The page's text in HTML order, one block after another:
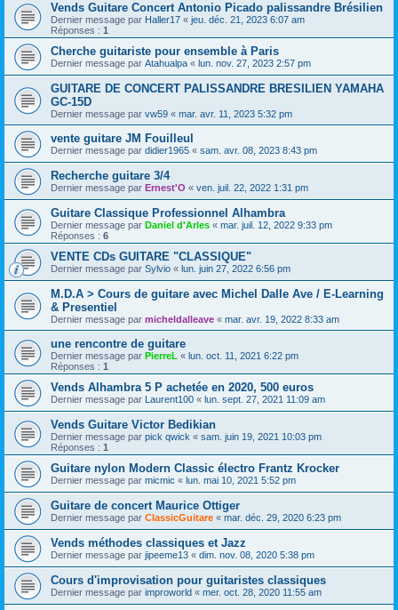
Vends Guitare Concert Antonio Picado palissandre Brésilien
Dernier message par Haller17 « jeu. déc. 21, 2023 6:07 am
Réponses : 1
Cherche guitariste pour ensemble à Paris
Dernier message par Atahualpa « lun. nov. 27, 2023 2:57 pm
GUITARE DE CONCERT PALISSANDRE BRESILIEN YAMAHA
GC-15D
Dernier message par vw59 « mar. avr. 11, 2023 5:32 pm
vente guitare JM Fouilleul
Dernier message par didier1965 « sam. avr. 08, 2023 8:43 pm
Recherche guitare 3/4
Dernier message par Ernest'O « ven. juil. 22, 2022 1:31 pm
Guitare Classique Professionnel Alhambra
Dernier message par Daniel d'Arles « mar. juil. 12, 2022 9:33 pm
Réponses : 6
VENTE CDs GUITARE "CLASSIQUE"
Dernier message par Sylvio « lun. juin 27, 2022 6:56 pm
M.D.A > Cours de guitare avec Michel Dalle Ave / E-Learning
& Presentiel
Dernier message par micheldalleave « mar. avr. 19, 2022 8:33 am
une rencontre de guitare
Dernier message par PierreL « lun. oct. 11, 2021 6:22 pm
Réponses : 1
Vends Alhambra 5 P achetée en 2020, 500 euros
Dernier message par Laurent100 « lun. sept. 27, 2021 11:09 am
Vends Guitare Victor Bedikian
Dernier message par pick qwick « sam. juin 19, 2021 10:03 pm
Réponses : 1
Guitare nylon Modern Classic électro Frantz Krocker
Dernier message par micmic « lun. mai 10, 2021 5:52 pm
Guitare de concert Maurice Ottiger
Dernier message par ClassicGuitare « mar. déc. 29, 2020 6:23 pm
Vends méthodes classiques et Jazz
Dernier message par jipeeme13 « dim. nov. 08, 2020 5:38 pm
Cours d'improvisation pour guitaristes classiques
Dernier message par improworld « mer. oct. 28, 2020 11:55 am